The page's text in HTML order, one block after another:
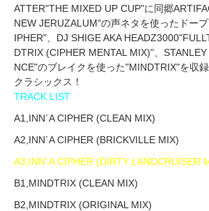
ATTER"THE MIXED UP CUP"に同郷
NEW JERUZALUM"の声ネタを使ったドー
IPHER"、DJ SHIGE AKA
DTRIX (CIPHER MENTAL MIX)"、
NCE"のブレイクを使った"MINDTRIX"を収
クラシックス！
TRACK LIST
A1,INN´A CIPHER (CLEAN MIX)
A2,INN´A CIPHER (BRICKVILLE MIX)
A3,INN´A CIPHER (DIRTY LANDCRUISER
B1,MINDTRIX (CLEAN MIX)
B2,MINDTRIX (ORIGINAL MIX)